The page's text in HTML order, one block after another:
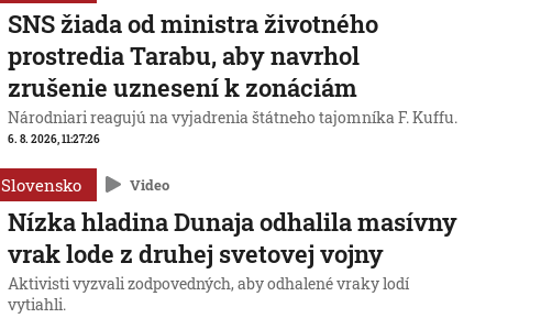
SNS žiada od ministra životného
prostredia Tarabu, aby navrhol
zrušenie uznesení k zonáciám
Národniari reagujú na vyjadrenia štátneho tajomníka F. Kuffu.
6. 8. 2026, 11:27:26
Slovensko Video
Nízka hladina Dunaja odhalila masívny
vrak lode z druhej svetovej vojny
Aktivisti vyzvali zodpovedných, aby odhalené vraky lodí
vytiahli.